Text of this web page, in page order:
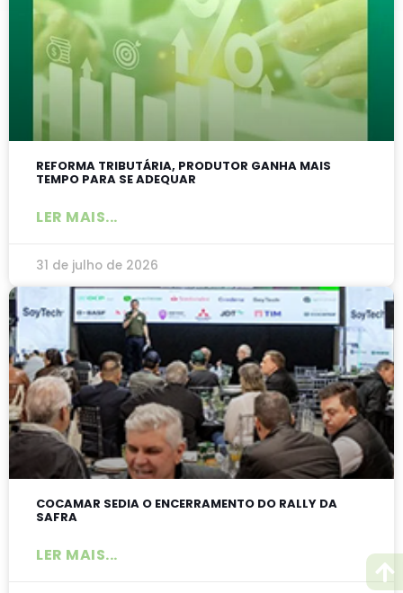
REFORMA TRIBUTÁRIA, PRODUTOR GANHA MAIS
TEMPO PARA SE ADEQUAR
LER MAIS...
31 de julho de 2026
COCAMAR SEDIA O ENCERRAMENTO DO RALLY DA
SAFRA
LER MAIS...